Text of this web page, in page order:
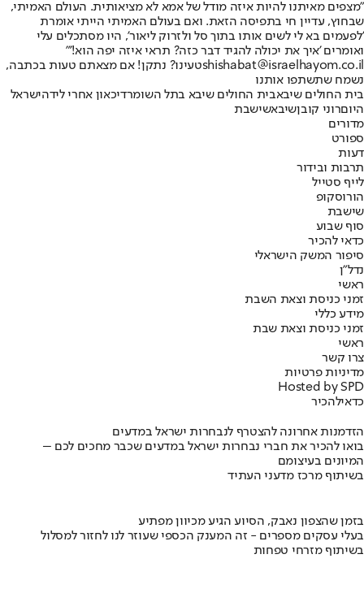
"מצפים מאיתנו להיות איזה מודל של אמא לא מציאותית. העולם האמיתי,
שבחוץ, עדיין חי בתפיסה הזאת. ואם בעולם האמיתי הייתי אומרת
'לפעמים בא לי לשים אותו בתוך סל ולזרוק ליאור', היו מסתכלים עלי
ואומרים 'איך את יכולה להגיד דבר כזה? תראי איזה יפה הוא!'"
shishabat@israelhayom.co.ilטעינו? נתקן! אם מצאתם טעות בכתבה,
נשמח שתשתפו אותנו
בית החולים שיבאבית החולים שיבא בתל השומרדיכאון אחרי לידהישראל
היוםרוני קובןשיבאשישבת
מדורים
ספורט
דעות
תרבות ובידור
לייף סטייל
הורוסקופ
שישבת
סוף שבוע
כדאי להכיר
סיפור המשק הישראלי
נדל"ן
ראשי
זמני כניסת וצאת השבת
מידע כללי
זמני כניסת וצאת שבת
ראשי
צרו קשר
מדיניות פרטיות
Hosted by SPD
כדאילהכיר
הזדמנות אחרונה להצטרף לנבחרות ישראל במדעים
בואו להכיר את חברי נבחרות ישראל במדעים שכבר מחכים לכם –
המיונים בעיצומם
בשיתוף מרכז מדעני העתיד
בזמן שהצפון נאבק, הסיוע הגיע מכיוון מפתיע
בעלי עסקים מספרים - זה המענק הכספי שעוזר לנו לחזור למסלול
בשיתוף מזרחי טפחות